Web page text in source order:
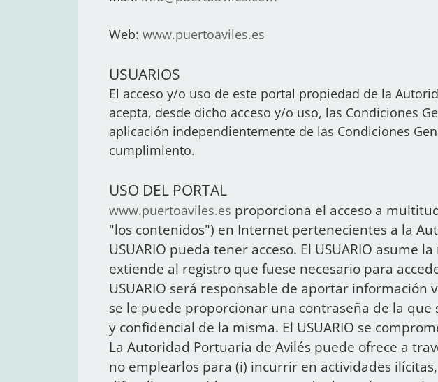
Web: www.puertoaviles.es
USUARIOS
El acceso y/o uso de este portal propiedad de la
acepta, desde dicho acceso y/o uso, las Condiciones
aplicación independientemente de las Condiciones
cumplimiento.
USO DEL PORTAL
​www.puertoaviles.es proporciona el acceso a
"los contenidos") en Internet pertenecientes a la
USUARIO pueda tener acceso. El USUARIO
extiende al registro que fuese necesario para
USUARIO será responsable de aportar información
se le puede proporcionar una contraseña de la
y confidencial de la misma. El USUARIO se
La Autoridad Portuaria de Avilés puede ofrece a
no emplearlos para (i) incurrir en actividades